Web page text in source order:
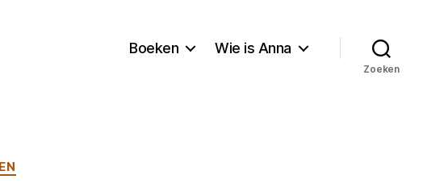
Boeken Wie is Anna
Zoeken